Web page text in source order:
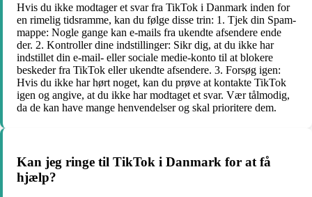
Hvis du ikke modtager et svar fra TikTok i Danmark inden for
en rimelig tidsramme, kan du følge disse trin: 1. Tjek din Spam-
mappe: Nogle gange kan e-mails fra ukendte afsendere ende
der. 2. Kontroller dine indstillinger: Sikr dig, at du ikke har
indstillet din e-mail- eller sociale medie-konto til at blokere
beskeder fra TikTok eller ukendte afsendere. 3. Forsøg igen:
Hvis du ikke har hørt noget, kan du prøve at kontakte TikTok
igen og angive, at du ikke har modtaget et svar. Vær tålmodig,
da de kan have mange henvendelser og skal prioritere dem.
Kan jeg ringe til TikTok i Danmark for at få
hjælp?